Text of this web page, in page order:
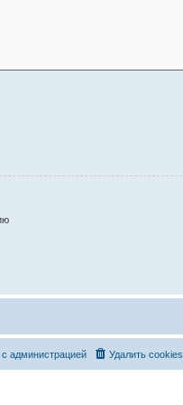
Удалить cookies
администрацией